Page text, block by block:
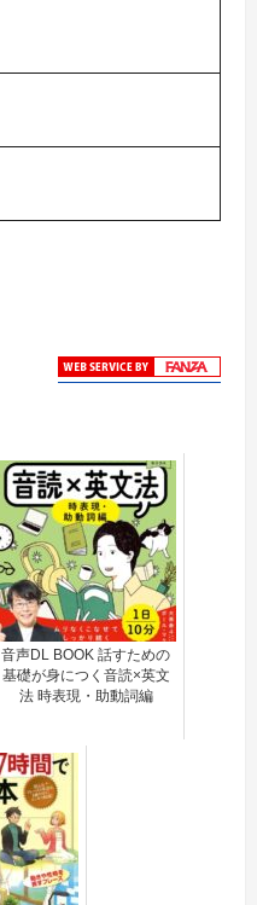
音声DL BOOK 話すための
基礎が身につく音読×英文
法 時表現・助動詞編